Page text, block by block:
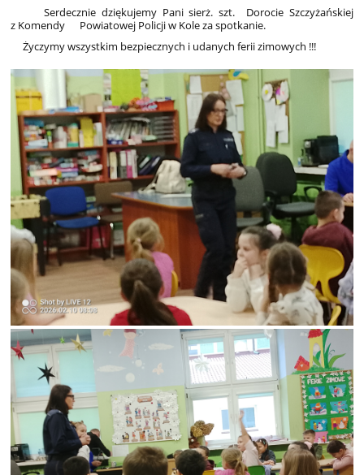
Serdecznie dziękujemy Pani sierż. szt. Dorocie Szczyżańskiej
z Komendy Powiatowej Policji w Kole za spotkanie.
Życzymy wszystkim bezpiecznych i udanych ferii zimowych !!!